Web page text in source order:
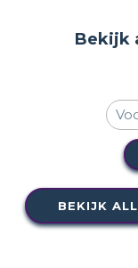
Bekijk
BEKIJK